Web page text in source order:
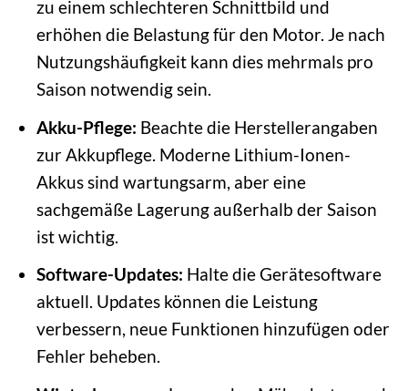
zu einem schlechteren Schnittbild und
erhöhen die Belastung für den Motor. Je nach
Nutzungshäufigkeit kann dies mehrmals pro
Saison notwendig sein.
Akku-Pflege: Beachte die Herstellerangaben
zur Akkupflege. Moderne Lithium-Ionen-
Akkus sind wartungsarm, aber eine
sachgemäße Lagerung außerhalb der Saison
ist wichtig.
Software-Updates: Halte die Gerätesoftware
aktuell. Updates können die Leistung
verbessern, neue Funktionen hinzufügen oder
Fehler beheben.